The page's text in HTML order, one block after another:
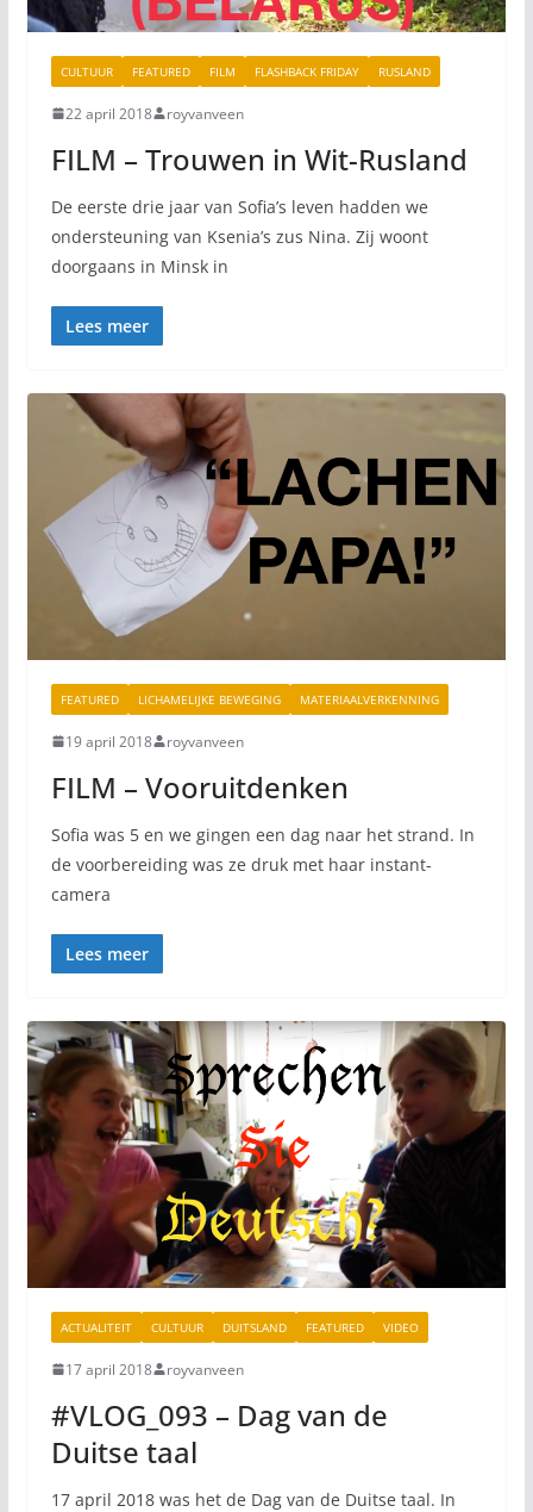
CULTUUR FEATURED FILM FLASHBACK FRIDAY RUSLAND
22 april 2018 royvanveen
FILM – Trouwen in Wit-Rusland
De eerste drie jaar van Sofia’s leven hadden we
ondersteuning van Ksenia’s zus Nina. Zij woont
doorgaans in Minsk in
Lees meer
FEATURED LICHAMELIJKE BEWEGING MATERIAALVERKENNING
19 april 2018 royvanveen
FILM – Vooruitdenken
Sofia was 5 en we gingen een dag naar het strand. In
de voorbereiding was ze druk met haar instant-
camera
Lees meer
ACTUALITEIT CULTUUR DUITSLAND FEATURED VIDEO
17 april 2018 royvanveen
#VLOG_093 – Dag van de
Duitse taal
17 april 2018 was het de Dag van de Duitse taal. In